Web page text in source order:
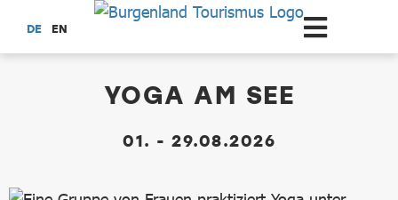
Zum Hauptinhalt springen
DE EN
YOGA AM SEE
01. - 29.08.2026